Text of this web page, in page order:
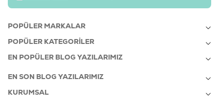
POPÜLER MARKALAR
POPÜLER KATEGORILER
EN POPÜLER BLOG YAZILARIMIZ
EN SON BLOG YAZILARIMIZ
KURUMSAL